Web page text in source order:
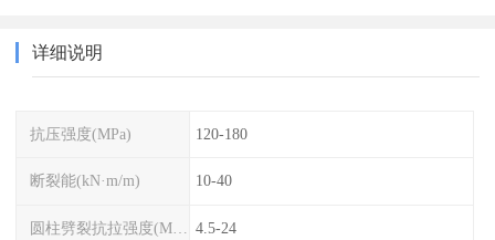
详细说明
抗压强度(MPa) 120-180
断裂能(kN·m/m) 10-40
圆柱劈裂抗拉强度(MPa) 4.5-24